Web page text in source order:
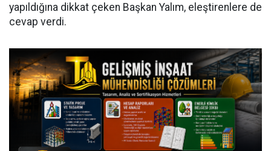
yapıldığına dikkat çeken Başkan Yalım, eleştirenlere de
cevap verdi.